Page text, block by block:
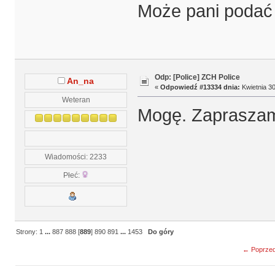
Może pani
An_na
Weteran
Wiadomości: 2233
Płeć:
Odp: [Police] ZCH Police
« Odpowiedź #13334 dnia: Kwietnia
Mogę.
Strony: 1 ...887 888 [889]890 891 ... 1453 Do góry
←